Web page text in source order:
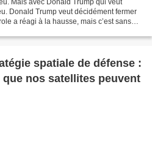
Donald Trump veut décidément fermer
a réagi à la hausse, mais c’est sans
spatiale de défense :
nos satellites peuvent